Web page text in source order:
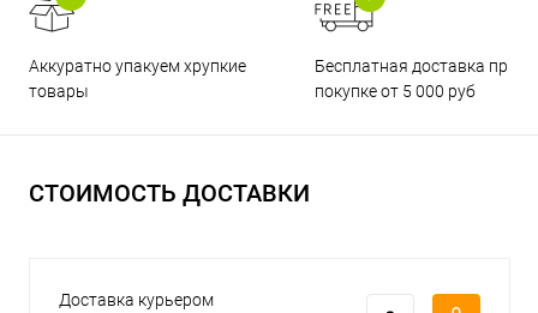
Аккуратно упакуем хрупкие
товары
Бесплатная доставка при
покупке от 5 000 руб
СТОИМОСТЬ ДОСТАВКИ
Доставка курьером